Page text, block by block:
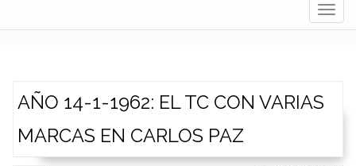
AÑO 14-1-1962: EL TC CON VARIAS
MARCAS EN CARLOS PAZ